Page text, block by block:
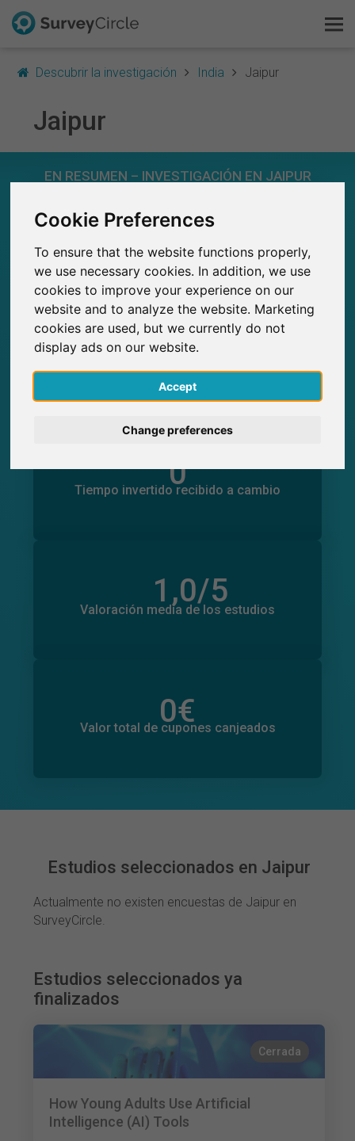
Cookie Preferences
To ensure that the website functions properly,
we use necessary cookies. In addition, we use
cookies to improve your experience on our
website and to analyze the website. Marketing
cookies are used, but we currently do not
display ads on our website.
Accept
Change preferences
Descubrir la investigación India Jaipur
Jaipur
EN RESUMEN – INVESTIGACIÓN EN JAIPUR
0
Número total de estudios publicados en
SurveyCircle
0
0
SurveyCircle
0
Participaciones generadas en SurveyCircle
0
Tiempo invertido recibido a cambio
0
Tiempo invertido en otros estudios
1,0/5
Valoración media de los estudios
0
Número total de valoraciones
0€
Valor total de cupones canjeados
0€
Valor total de donaciones
Estudios seleccionados en Jaipur
Actualmente no existen encuestas de Jaipur en
SurveyCircle.
Estudios seleccionados ya
finalizados
Cerrada
How Young Adults Use Artificial
Intelligence (AI) Tools
Survey Ranking
Explorar la investigación
FAQ
Regístrate gratis
Iniciar sesión
English
Français